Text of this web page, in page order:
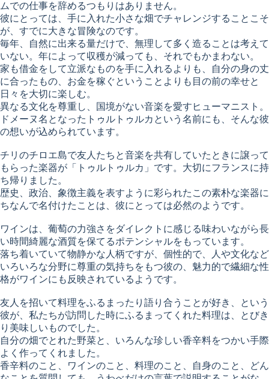
ムでの仕事を辞めるつもりはありません。
彼にとっては、手に入れた小さな畑でチャレンジすることこそ
が、すでに大きな冒険なのです。
毎年、自然に出来る量だけで、無理して多く造ることは考えて
いない。年によって収穫が減っても、それでもかまわない。
家も借金をして立派なものを手に入れるよりも、自分の身の丈
に合ったもの、お金を稼ぐということよりも目の前の幸せと
日々を大切に楽しむ。
異なる文化を尊重し、国境がない音楽を愛すヒューマニスト。
ドメーヌ名となったトゥルトゥルカという名前にも、そんな彼
の想いが込められています。
チリのチロエ島で友人たちと音楽を共有していたときに譲って
もらった楽器が「トゥルトゥルカ」です。大切にフランスに持
ち帰りました。
歴史、政治、象徴主義を表すように彩られたこの素朴な楽器に
ちなんで名付けたことは、彼にとっては必然のようです。
ワインは、葡萄の力強さをダイレクトに感じる味わいながら長
い時間綺麗な酒質を保てるポテンシャルをもっています。
落ち着いていて物静かな人柄ですが、個性的で、人や文化など
いろいろな分野に尊重の気持ちをもつ彼の、魅力的で繊細な性
格がワインにも反映されているようです。
友人を招いて料理をふるまったり語り合うことが好き、という
彼が、私たちが訪問した時にふるまってくれた料理は、とびき
り美味しいものでした。
自分の畑でとれた野菜と、いろんな珍しい香辛料をつかい手際
よく作ってくれました。
香辛料のこと、ワインのこと、料理のこと、自身のこと、どん